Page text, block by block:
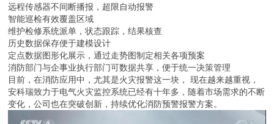
远程传感器不间断播报，超限自动报警
智能巡检有效覆盖区域
维护检修系统派单，状态跟踪，结果核查
历史数据保存便于建模设计
定点数据图形化展示，通过走势图制定相关各项预案
消防部门与企事业执行部门可数据共享，便于统一决策管理
目前，在消防应用中，尤其是火灾报警这一块， 现在越来越重视，
安科瑞致力于电气火灾监控系统已经有十年多，随着市场需求的不断
变化，公司也在突破创新，持续优化消防预警报警方案。